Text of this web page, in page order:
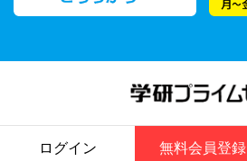
無料会員登録
ログイン